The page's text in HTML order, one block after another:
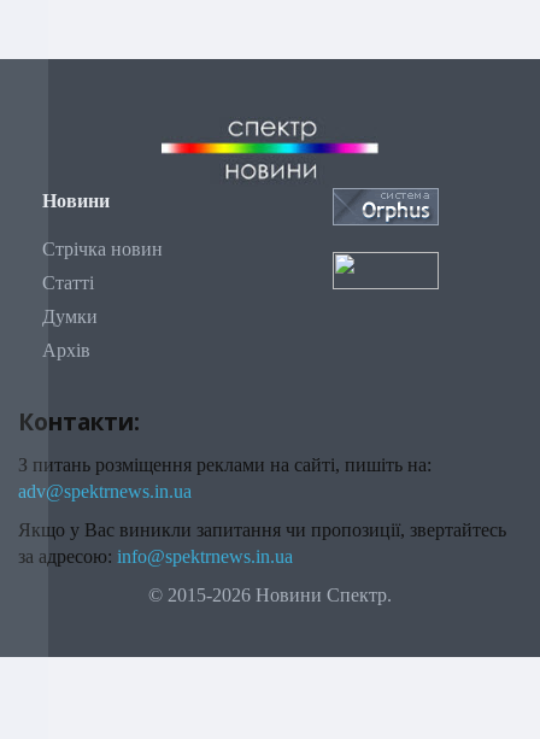
Новини
Стрічка новин
Статті
Думки
Архів
Контакти:
З питань розміщення реклами на сайті, пишіть на:
adv@spektrnews.in.ua
Якщо у Вас виникли запитання чи пропозиції, звертайтесь
за адресою: info@spektrnews.in.ua
© 2015-2026 Новини Спектр.